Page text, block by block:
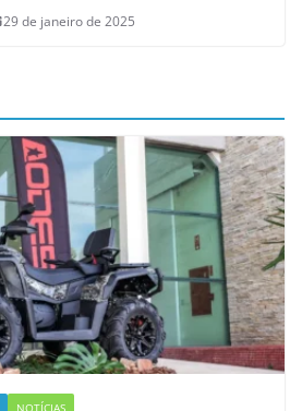
29 de janeiro de 2025